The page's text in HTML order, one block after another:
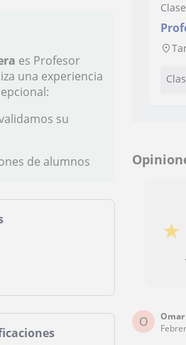
es Profesor
una experiencia
su
de alumnos
★
O
Omar